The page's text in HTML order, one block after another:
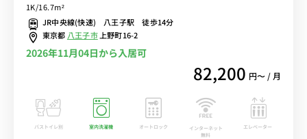
蔵庫など生活家電のあるお部屋/駅前には複数の商業施設もありお買
い物も◎■選べるWi-Fi格安レンタル中！
1K/16.7m²
JR中央線(快速) 八王子駅 徒歩14分
東京都 八王子市上野町16-2
2026年11月04日から入居可
82,200 円〜 / 月
バストイレ別 室内洗濯機 オートロック
インターネット
無料
エレベーター